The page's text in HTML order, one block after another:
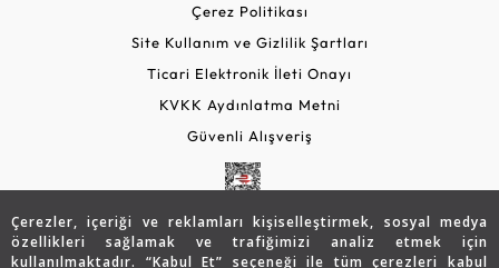
Çerezler, içeriği ve reklamları kişiselleştirmek, sosyal medya
özellikleri sağlamak ve trafiğimizi analiz etmek için
kullanılmaktadır. “Kabul Et” seçeneği ile tüm çerezleri kabul
Çerez Politikası
Site Kullanım ve Gizlilik Şartları
Ticari Elektronik İleti Onayı
KVKK Aydınlatma Metni
Güvenli Alışveriş